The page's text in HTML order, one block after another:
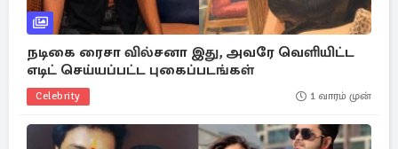
நடிகை ரைசா வில்சனா இது, அவரே வெளியிட்ட
எடிட் செய்யப்பட்ட புகைப்படங்கள்
Celebrity 1 வாரம் முன்